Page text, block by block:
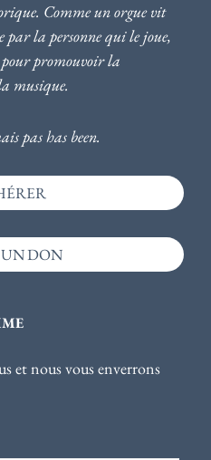
Comme un orgue vit
par la personne qui le joue,
pour promouvoir la
musique.
pas has been.
DON
et nous vous enverrons